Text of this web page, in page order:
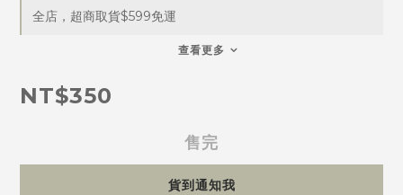
全店，超商取貨$599免運
查看更多
NT$350
售完
貨到通知我